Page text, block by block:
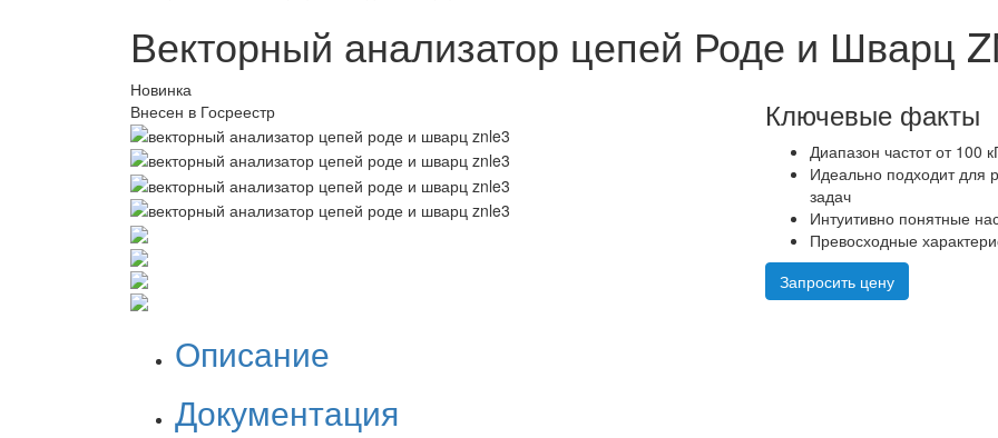
Векторный анализатор цепей Роде и Шварц
Новинка
Внесен в Госреестр
Ключевые факты
Диапазон частот от 100
Идеально подходит для
задач
Интуитивно понятные
Превосходные
Запросить цену
Описание
Документация